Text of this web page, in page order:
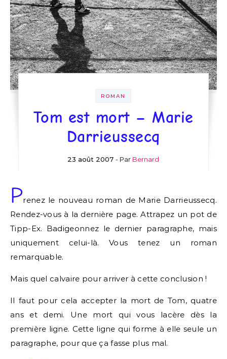
ROMAN
Tom est mort – Marie
Darrieussecq
23 août 2007 - Par Bernard
Prenez le nouveau roman de Marie Darrieussecq.
Rendez-vous à la dernière page. Attrapez un pot de
Tipp-Ex. Badigeonnez le dernier paragraphe, mais
uniquement celui-là. Vous tenez un roman
remarquable.
Mais quel calvaire pour arriver à cette conclusion !
Il faut pour cela accepter la mort de Tom, quatre
ans et demi. Une mort qui vous lacère dès la
première ligne. Cette ligne qui forme à elle seule un
paragraphe, pour que ça fasse plus mal.